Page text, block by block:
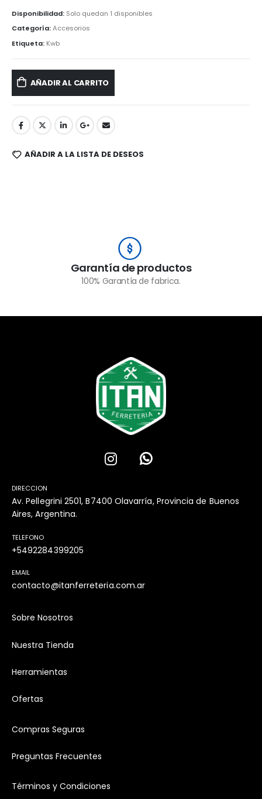
Disponibilidad: Solo quedan 1 disponibles
Categoría:Accesorios
Etiqueta: Kwb
AÑADIR AL CARRITO
AÑADIR A LA LISTA DE DESEOS
Garantía de productos
100% Garantía de fabrica.
DIRECCION
Av. Pellegrini 2501, B7400 Olavarría, Provincia de Buenos
Aires, Argentina.
TELEFONO
+5492284399205
EMAIL
contacto@itanferreteria.com.ar
Sobre Nosotros
Nuestra Tienda
Herramientas
Ofertas
Compras Seguras
Preguntas Frecuentes
Términos y Condiciones